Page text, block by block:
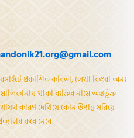
প্রকাশিত কবিতা, লেখা কিংবা অন্য
থাকা ব্যক্তির নামে অন্তর্ভূক্ত
কারণ দেখিয়ে কোন উপাত্ত সরিয়ে
করে নেবে।